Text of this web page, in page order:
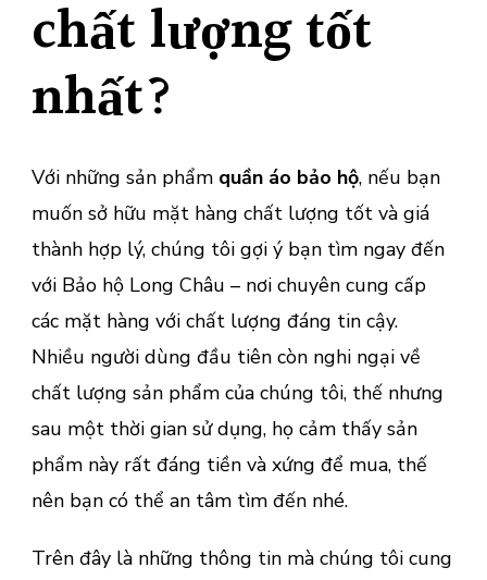
chất lượng tốt
nhất?
Với những sản phẩm quần áo bảo hộ, nếu bạn
muốn sở hữu mặt hàng chất lượng tốt và giá
thành hợp lý, chúng tôi gợi ý bạn tìm ngay đến
với Bảo hộ Long Châu – nơi chuyên cung cấp
các mặt hàng với chất lượng đáng tin cậy.
Nhiều người dùng đầu tiên còn nghi ngại về
chất lượng sản phẩm của chúng tôi, thế nhưng
sau một thời gian sử dụng, họ cảm thấy sản
phẩm này rất đáng tiền và xứng để mua, thế
nên bạn có thể an tâm tìm đến nhé.
Trên đây là những thông tin mà chúng tôi cung